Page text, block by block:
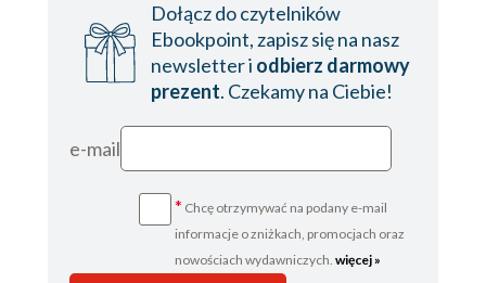
Dołącz do czytelników
Ebookpoint, zapisz się na nasz
newsletter i odbierz darmowy
prezent. Czekamy na Ciebie!
e-mail
* Chcę otrzymywać na podany e-mail
informacje o zniżkach, promocjach oraz
nowościach wydawniczych. więcej »